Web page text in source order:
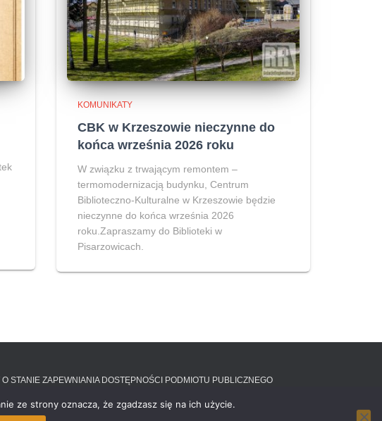
KOMUNIKATY
CBK w Krzeszowie nieczynne do
końca września 2026 roku
W związku z trwającym remontem –
termomodernizacją budynku, Centrum
Biblioteczno-Kulturalne w Krzeszowie będzie
nieczynne do końca września 2026
roku.Zapraszamy do Biblioteki w
Pisarzowicach.
O STANIE ZAPEWNIANIA DOSTĘPNOŚCI PODMIOTU PUBLICZNEGO
ze strony oznacza, że zgadzasz się na ich użycie.